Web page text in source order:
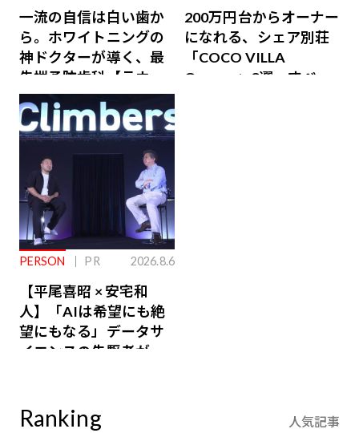
一流の自信は白い歯か
ら。ホワイトニングの
神ドクターが導く、最
先端予防歯科【ラウン
ジ会員特典あり】
200万円台からオーナー
になれる、シェア別荘
「COCO VILLA
Owners」3選。すべて
PERSON PR 2026.8.6
【平尾喜昭 × 安宅和
人】「AIは希望にも絶
望にもなる」データサ
イエンスの先駆者が語
Ranking 人気記事